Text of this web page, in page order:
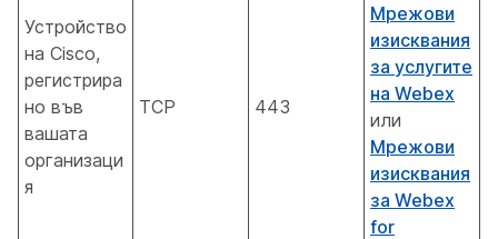
Устройство
на Cisco,
регистрира
но във
вашата
организаци
я
TCP 443
Мрежови
изисквания
за услугите
на Webex
или
Мрежови
изисквания
за Webex
for